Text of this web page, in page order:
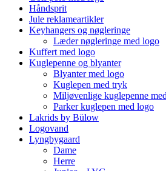
Håndsprit
Jule reklameartikler
Keyhangers og nøgleringe
Læder nøgleringe med logo
Kuffert med logo
Kuglepenne og blyanter
Blyanter med logo
Kuglepen med tryk
Miljøvenlige kuglepenne
Parker kuglepen med logo
Lakrids by Bülow
Logovand
Lyngbygaard
Dame
Herre